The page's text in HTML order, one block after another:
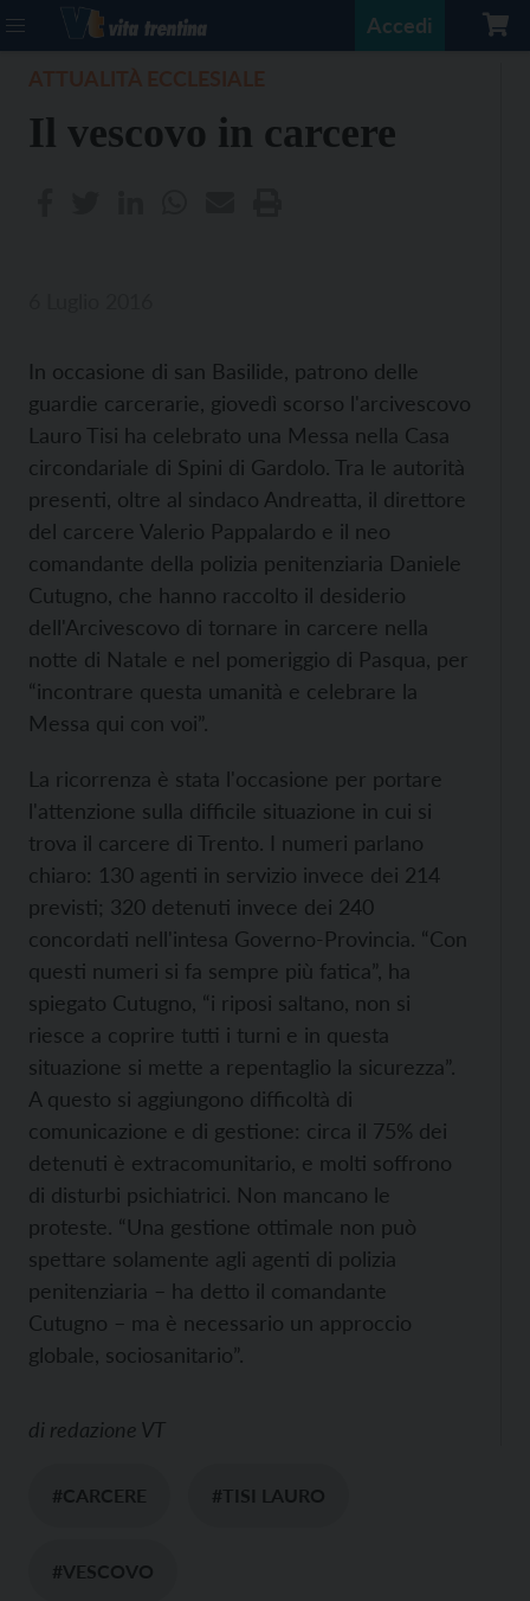
Accedi
Il vescovo in carcere
In occasione di san Basilide, patrono delle
guardie carcerarie, giovedì scorso l'arcivescovo
Lauro Tisi ha celebrato una Messa nella Casa
circondariale di Spini di Gardolo. Tra le autorità
presenti, oltre al sindaco Andreatta, il direttore
del carcere Valerio Pappalardo e il neo
comandante della polizia penitenziaria Daniele
Cutugno, che hanno raccolto il desiderio
dell'Arcivescovo di tornare in carcere nella
notte di Natale e nel pomeriggio di Pasqua, per
“incontrare questa umanità e celebrare la
Messa qui con voi”.
La ricorrenza è stata l'occasione per portare
l'attenzione sulla difficile situazione in cui si
trova il carcere di Trento. I numeri parlano
chiaro: 130 agenti in servizio invece dei 214
previsti; 320 detenuti invece dei 240
concordati nell'intesa Governo-Provincia. “Con
questi numeri si fa sempre più fatica”, ha
spiegato Cutugno, “i riposi saltano, non si
riesce a coprire tutti i turni e in questa
situazione si mette a repentaglio la sicurezza”.
A questo si aggiungono difficoltà di
comunicazione e di gestione: circa il 75% dei
detenuti è extracomunitario, e molti soffrono
di disturbi psichiatrici. Non mancano le
proteste. “Una gestione ottimale non può
spettare solamente agli agenti di polizia
penitenziaria – ha detto il comandante
Cutugno – ma è necessario un approccio
globale, sociosanitario”.
di redazione VT
#CARCERE #TISI LAURO
#VESCOVO